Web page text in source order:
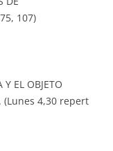
107)
EL OBJETO
(Lunes 4,30 repert